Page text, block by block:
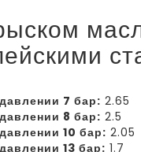
7 бар: 2.65
8 бар: 2.5
10 бар: 2.05
13 бар: 1.7